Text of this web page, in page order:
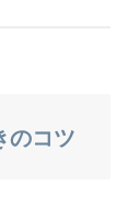
のコツ